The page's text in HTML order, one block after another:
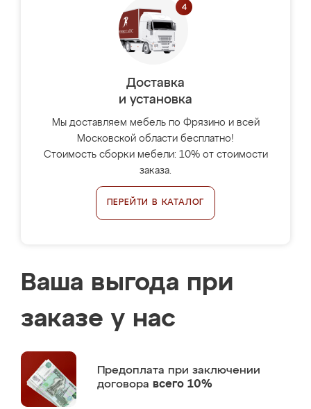
Доставка
и установка
Мы доставляем мебель по Фрязино и всей
Московской области бесплатно!
Стоимость сборки мебели: 10% от стоимости
заказа.
ПЕРЕЙТИ В КАТАЛОГ
Ваша выгода при
заказе у нас
Предоплата при заключении
договора всего 10%